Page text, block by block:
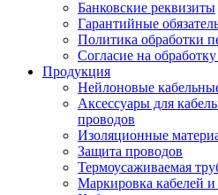
Банковские реквизиты
Гарантийные
Политика обработки
Согласие на
Продукция
Нейлоновые
Аксессуары для
проводов
Изоляционные
Защита проводов
Термоусаживаемая
Маркировка кабелей и